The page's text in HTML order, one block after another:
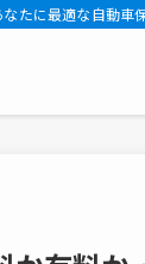
たに最適な自動車